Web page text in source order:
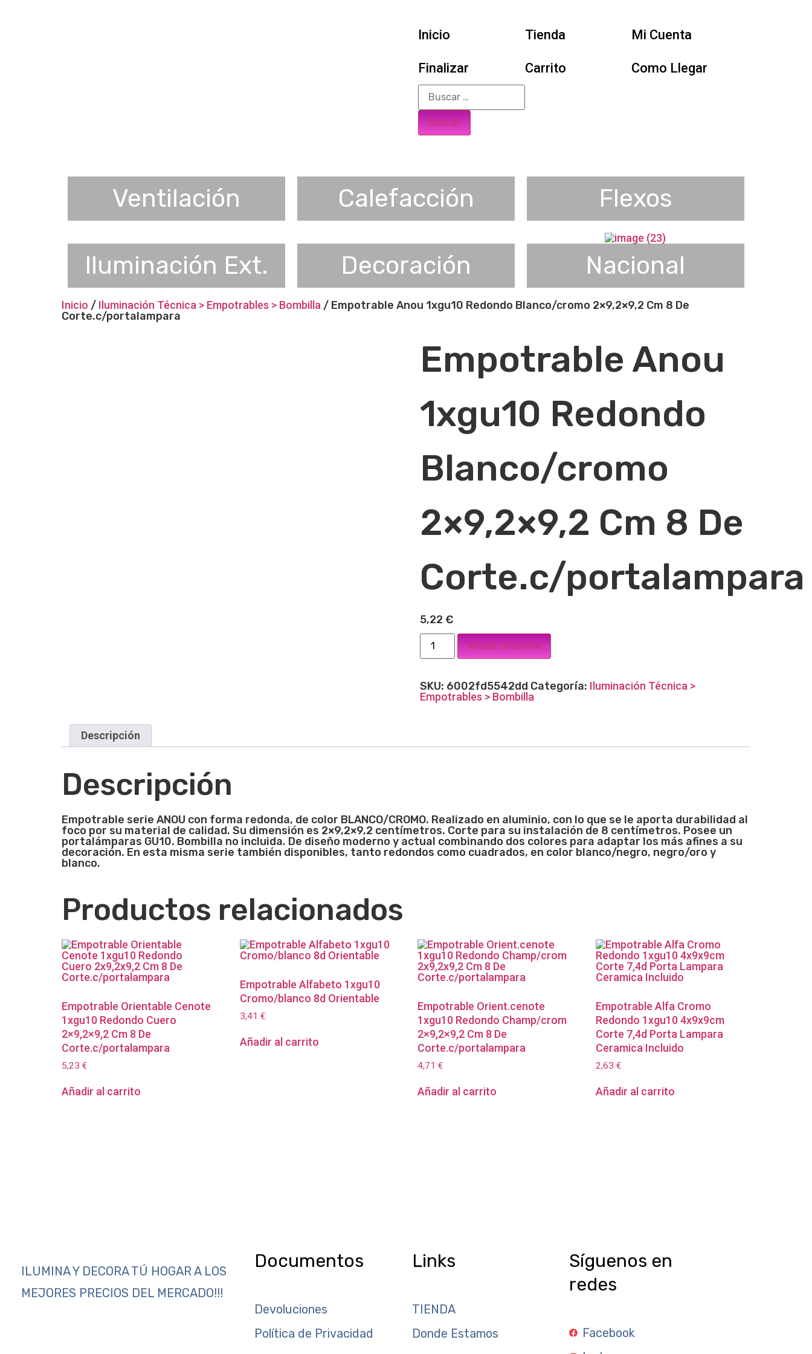
Inicio Tienda Mi Cuenta
Finalizar Carrito Como Llegar
Ventilación Calefacción Flexos
Iluminación Ext. Decoración Nacional
Inicio / Iluminación Técnica > Empotrables > Bombilla / Empotrable Anou 1xgu10 Redondo Blanco/cromo 2×9,2×9,2 Cm 8 De
Corte.c/portalampara
Empotrable Anou
1xgu10 Redondo
Blanco/cromo
2×9,2×9,2 Cm 8 De
Corte.c/portalampara
5,22 €
Añadir al carrito
SKU: 6002fd5542dd Categoría: Iluminación Técnica >
Empotrables > Bombilla
Descripción
Descripción
Empotrable serie ANOU con forma redonda, de color BLANCO/CROMO. Realizado en aluminio, con lo que se le aporta durabilidad al
foco por su material de calidad. Su dimensión es 2×9,2×9,2 centímetros. Corte para su instalación de 8 centímetros. Posee un
portalámparas GU10. Bombilla no incluida. De diseño moderno y actual combinando dos colores para adaptar los más afines a su
decoración. En esta misma serie también disponibles, tanto redondos como cuadrados, en color blanco/negro, negro/oro y
blanco.
Productos relacionados
Empotrable Orientable Cenote
1xgu10 Redondo Cuero
2×9,2×9,2 Cm 8 De
Corte.c/portalampara
5,23 €
Añadir al carrito
Empotrable Alfabeto 1xgu10
Cromo/blanco 8d Orientable
3,41 €
Añadir al carrito
Empotrable Orient.cenote
1xgu10 Redondo Champ/crom
2×9,2×9,2 Cm 8 De
Corte.c/portalampara
4,71€
Añadir al carrito
Empotrable Alfa Cromo
Redondo 1xgu10 4x9x9cm
Corte 7,4d Porta Lampara
Ceramica Incluido
2,63€
Añadir al carrito
ILUMINA Y DECORA TÚ HOGAR A LOS
MEJORES PRECIOS DEL MERCADO!!!
Documentos
Devoluciones
Política de Privacidad
Links
TIENDA
Donde Estamos
Síguenos en
redes
Facebook